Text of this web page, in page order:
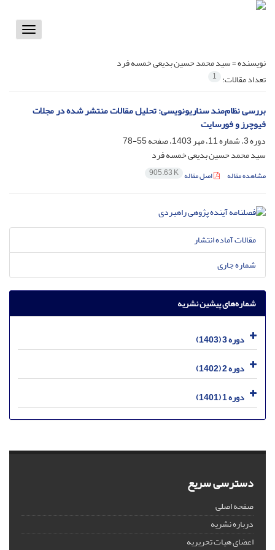
Toggle
نویسنده =سید محمد حسین بدیعی خمسه فرد
تعداد مقالات: 1
بررسی نظام‌مند سناریونویسی: تحلیل مقالات منتشر شده در مجلات
فیوچرز و فورسایت
دوره 3، شماره 11، مهر 1403، صفحه
55-78
سید محمد حسین بدیعی خمسه فرد
مشاهده مقاله اصل مقاله 905.63 K
مقالات آماده انتشار
شماره جاری
شماره‌های پیشین نشریه
دوره 3 (1403)
دوره 2 (1402)
دوره 1 (1401)
دسترسی سریع
صفحه اصلی
درباره نشریه
اعضای هیات تحریریه